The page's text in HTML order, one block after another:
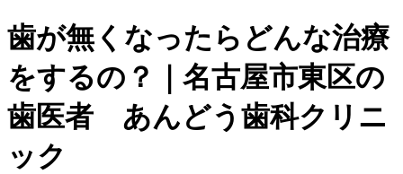
歯が無くなったらどんな治療
をするの？｜名古屋市東区の
歯医者 あんどう歯科クリニ
ック